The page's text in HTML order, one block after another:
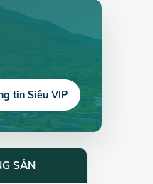
tin Siêu VIP
SẢN